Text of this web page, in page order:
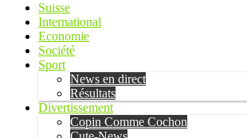
Suisse
International
Economie
Société
Sport
News en direct
Résultats
Divertissement
Copin Comme Cochon